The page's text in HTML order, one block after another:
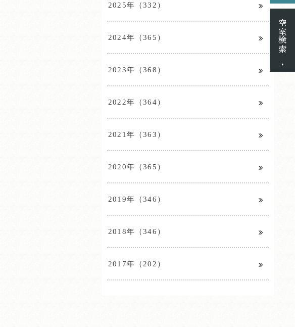
2025年（332）
2024年（365）
2023年（368）
2022年（364）
2021年（363）
2020年（365）
2019年（346）
2018年（346）
2017年（202）